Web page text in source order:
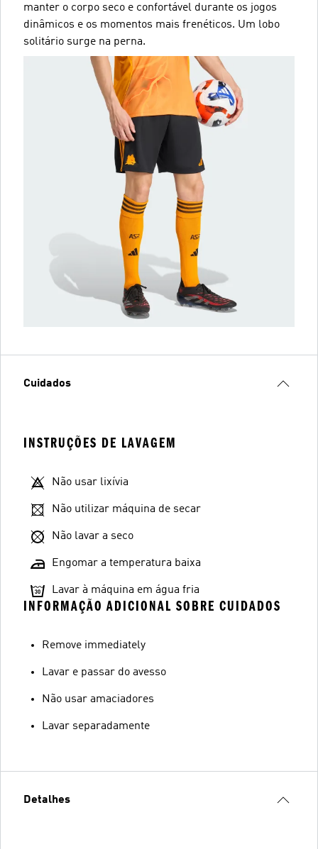
manter o corpo seco e confortável durante os jogos
dinâmicos e os momentos mais frenéticos. Um lobo
solitário surge na perna.
Cuidados
INSTRUÇÕES DE LAVAGEM
Não usar lixívia
Não utilizar máquina de secar
Não lavar a seco
Engomar a temperatura baixa
Lavar à máquina em água fria
INFORMAÇÃO ADICIONAL SOBRE CUIDADOS
Remove immediately
Lavar e passar do avesso
Não usar amaciadores
Lavar separadamente
Detalhes